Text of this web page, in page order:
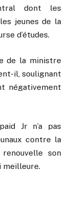
dont les
jeunes de la
d’études.
de la ministre
il, soulignant
négativement
Jr n’a pas
contre la
son
meilleure.